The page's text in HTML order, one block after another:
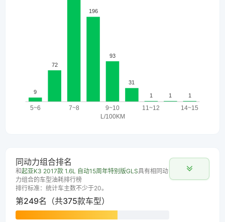
同动力组合排名
和起亚K3 2017款 1.6L 自动15周年特别版GLS具有相同动
力组合的车型油耗排行榜
排行标准：统计车主数不少于20。
第249名（共375款车型）